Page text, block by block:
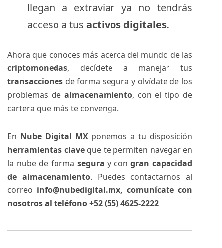
llegan a extraviar ya no tendrás
acceso a tus activos digitales.
Ahora que conoces más acerca del mundo de las
criptomonedas, decídete a manejar tus
transacciones de forma segura y olvídate de los
problemas de almacenamiento, con el tipo de
cartera que más te convenga.
En Nube Digital MXponemos a tu disposición
herramientas claveque te permiten navegar en
la nube de forma seguray congran capacidad
de almacenamiento. Puedes contactarnos al
correo info@nubedigital.mx, comunícate con
nosotros al teléfono +52 (55) 4625-2222